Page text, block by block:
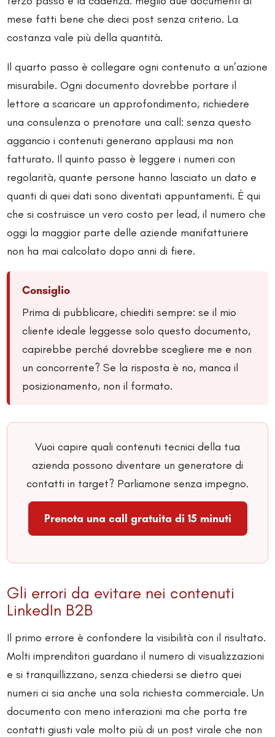
mese fatti bene che dieci post senza criterio. La
costanza vale più della quantità.
Il quarto passo è collegare ogni contenuto a un’azione
misurabile. Ogni documento dovrebbe portare il
lettore a scaricare un approfondimento, richiedere
una consulenza o prenotare una call: senza questo
aggancio i contenuti generano applausi ma non
fatturato. Il quinto passo è leggere i numeri con
regolarità, quante persone hanno lasciato un dato e
quanti di quei dati sono diventati appuntamenti. È qui
che si costruisce un vero costo per lead, il numero che
oggi la maggior parte delle aziende manifatturiere
non ha mai calcolato dopo anni di fiere.
Consiglio
Prima di pubblicare, chiediti sempre: se il mio
cliente ideale leggesse solo questo documento,
capirebbe perché dovrebbe scegliere me e non
un concorrente? Se la risposta è no, manca il
posizionamento, non il formato.
Vuoi capire quali contenuti tecnici della tua
azienda possono diventare un generatore di
contatti in target? Parliamone senza impegno.
Prenota una call gratuita di 15 minuti
Gli errori da evitare nei contenuti
LinkedIn B2B
Il primo errore è confondere la visibilità con il risultato.
Molti imprenditori guardano il numero di visualizzazioni
e si tranquillizzano, senza chiedersi se dietro quei
numeri ci sia anche una sola richiesta commerciale. Un
documento con meno interazioni ma che porta tre
contatti giusti vale molto più di un post virale che non